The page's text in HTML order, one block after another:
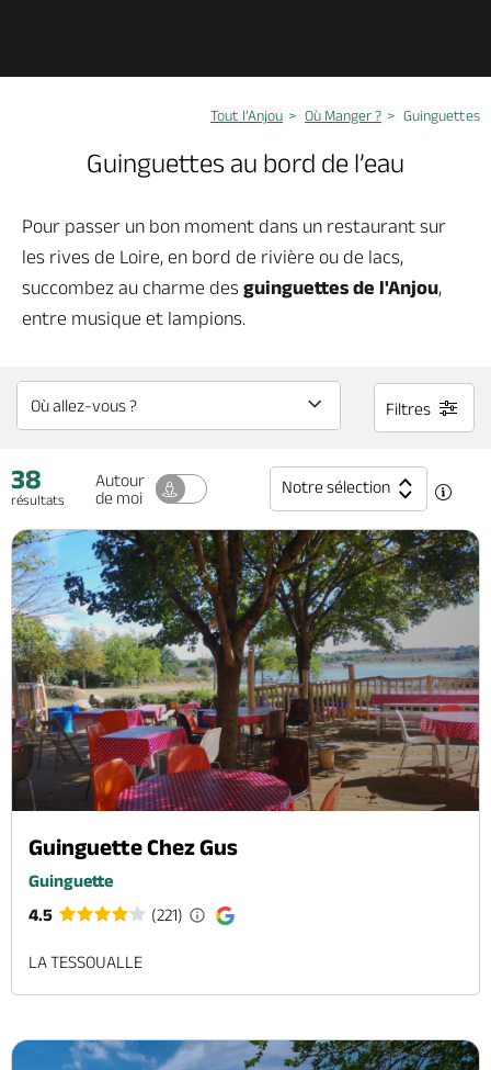
Dormir, manger
Brochures & Cartes Offices de tourisme Comment venir ? Ecrivez-nous
Tout l’Anjou Où Manger ? Guinguettes
Guinguettes au bord de l’eau
Pour passer un bon moment dans un restaurant sur
les rives de Loire, en bord de rivière ou de lacs,
succombez au charme des guinguettes de l'Anjou,
entre musique et lampions.
Filtres
38
résultats
Autour
de moi
Notre sélection
Guinguette Chez Gus
Guinguette
4.5
(221)
LA TESSOUALLE